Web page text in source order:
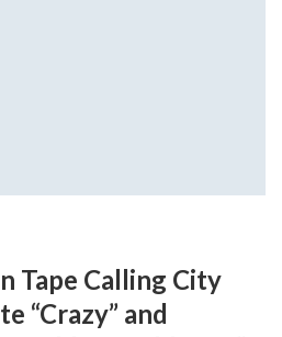
Tape Calling City
“Crazy” and